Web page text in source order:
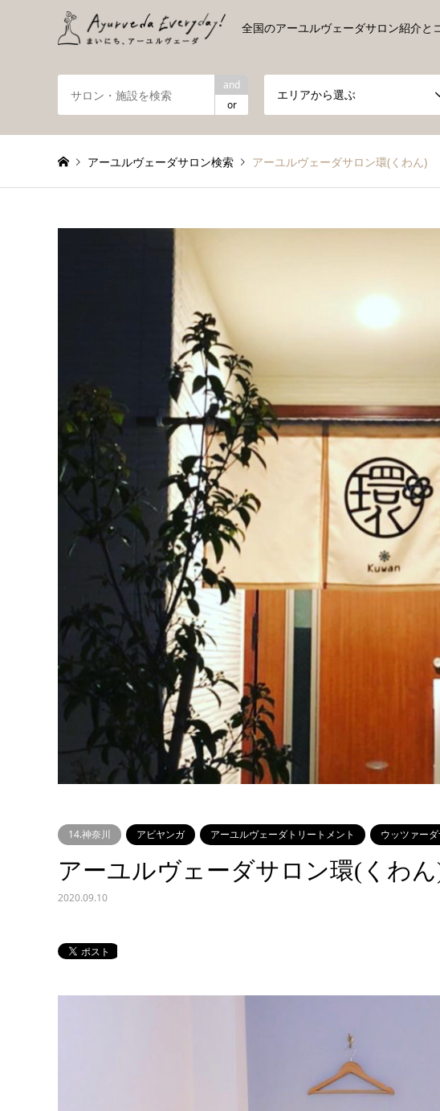
全国のアーユルヴェーダサロン紹介と
and
or
エリアから選ぶ
アーユルヴェーダサロン検索 アーユルヴェーダサロン環(くわん)
14.神奈川 アビヤンガ アーユルヴェーダトリートメント ウッツァーダ
アーユルヴェーダサロン環(くわ
2020.09.10